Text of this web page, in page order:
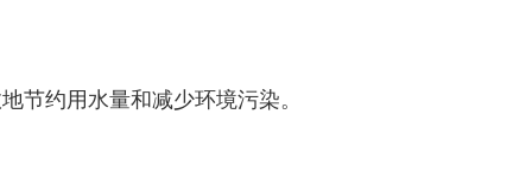
节约用水量和减少环境污染。